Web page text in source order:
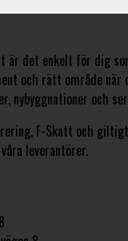
är det enkelt för dig
och rätt område när
nybyggnationer och
F-Skatt och giltigt
leverantörer.